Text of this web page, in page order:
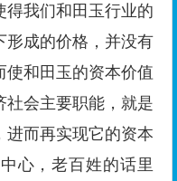
得我们和田玉行业的
形成的价格，并没有
使和田玉的资本价值
社会主要职能，就是
进而再实现它的资本
心，老百姓的话里